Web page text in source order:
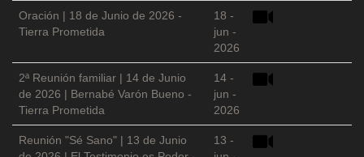
Oración | 18 de Junio de 2026 -
Tierra Prometida
18 -
jun -
2026
2ª Reunión familiar | 14 de Junio
de 2026 | Bernabé Varón Bueno -
Tierra Prometida
14 -
jun -
2026
Reunión "Sé Sano" | 13 de Junio
13 -